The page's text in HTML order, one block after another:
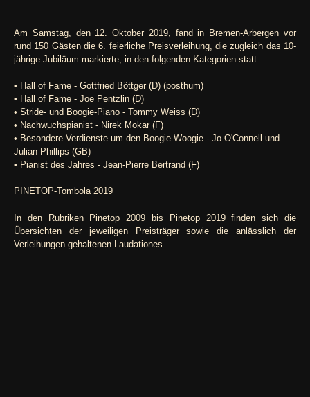
Am Samstag, den 12. Oktober 2019, fand in Bremen-Arbergen vor
rund 150 Gästen die 6. feierliche Preisverleihung, die zugleich das 10-
jährige Jubiläum markierte, in den folgenden Kategorien statt:
• Hall of Fame - Gottfried Böttger (D) (posthum)
• Hall of Fame - Joe Pentzlin (D)
• Stride- und Boogie-Piano - Tommy Weiss (D)
• Nachwuchspianist - Nirek Mokar (F)
• Besondere Verdienste um den Boogie Woogie - Jo O'Connell und
Julian Phillips (GB)
• Pianist des Jahres - Jean-Pierre Bertrand (F)
PINETOP-Tombola 2019
In den Rubriken Pinetop 2009 bis Pinetop 2019 finden sich die
Übersichten der jeweiligen Preisträger sowie die anlässlich der
Verleihungen gehaltenen Laudationes.